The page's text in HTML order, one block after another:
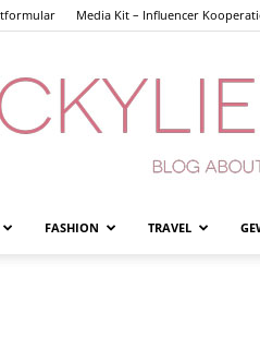
Media Kit – Influencer
FASHION TRAVEL